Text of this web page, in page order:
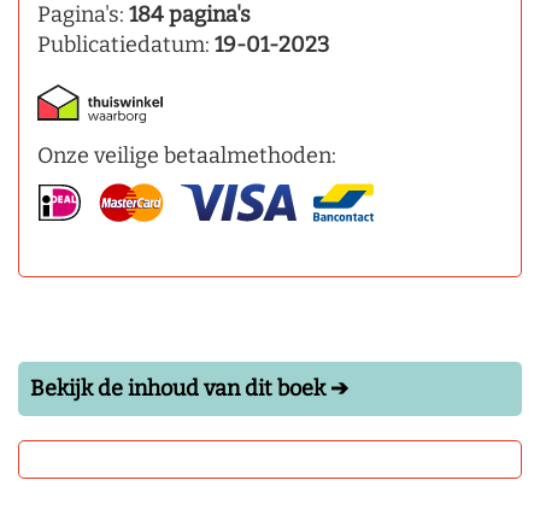
Pagina's: 184 pagina's
Publicatiedatum: 19-01-2023
Onze veilige betaalmethoden:
Bekijk de inhoud van dit boek ➔